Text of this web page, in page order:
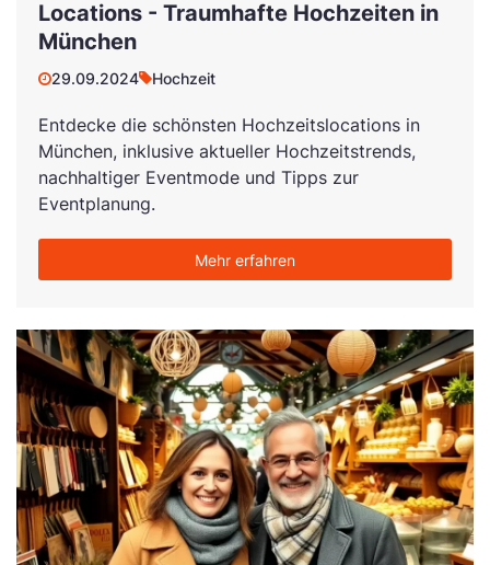
Locations - Traumhafte Hochzeiten in
München
29.09.2024 Hochzeit
Entdecke die schönsten Hochzeitslocations in
München, inklusive aktueller Hochzeitstrends,
nachhaltiger Eventmode und Tipps zur
Eventplanung.
Mehr erfahren